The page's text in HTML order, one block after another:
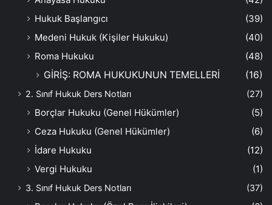
Hukuk Başlangıcı
(39)
Medeni Hukuk (Kişiler Hukuku)
(40)
Roma Hukuku
(48)
GİRİŞ: ROMA HUKUKUNUN TEMELLERİ
(16)
2. Sınıf Hukuk Ders Notları (27)
Borçlar Hukuku (Genel Hükümler)
(5)
Ceza Hukuku (Genel Hükümler)
(6)
İdare Hukuku
(12)
Vergi Hukuku
(1)
3. Sınıf Hukuk Ders Notları (37)